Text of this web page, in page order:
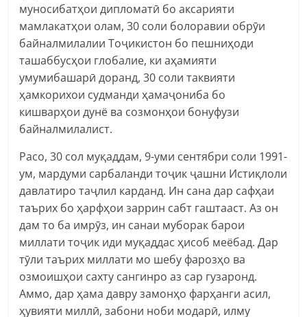
муносибатҳои дипломатӣ бо аксарияти
мамлакатҳои олам, 30 соли болоравии обрӯи
байналмилалии Тоҷикистон бо пешниҳоди
ташаббусҳои глобалие, ки аҳамияти
умумибашарӣ доранд, 30 соли таквияти
ҳамкорихои судманди ҳамаҷониба бо
кишварҳои дунё ва созмонҳои бонуфузи
байналмилалист.
Расо, 30 сол муқаддам, 9-уми сентябри соли 1991-
ум, мардуми сарбаланди тоҷик ҷашни Истиқлоли
давлатиро таҷлил карданд. Ин сана дар сафҳаи
таърих бо ҳарфҳои заррин сабт гаштааст. Аз он
дам то ба имрӯз, ин санаи муборак барои
миллати тоҷик иди муқаддас ҳисоб меёбад. Дар
тӯли таърих миллати мо шебу фарозҳо ва
озмоишҳои сахту сангинро аз сар гузаронд.
Аммо, дар ҳама давру замонҳо фарҳанги асил,
ҳувияти миллӣ, забони ноби модарӣ, илму